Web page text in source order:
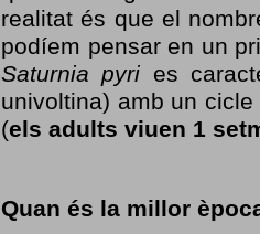
realitat és que el
podíem pensar en un
Saturnia pyri es
univoltina) amb un
(els adults viuen 1
Quan és la millor